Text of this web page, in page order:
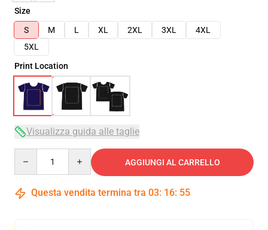
Size
S
M L XL 2XL 3XL
4XL
5XL
Print Location
Visualizza guida alle taglie
AGGIUNGI AL CARRELLO
Questa vendita termina tra 03: 16: 54